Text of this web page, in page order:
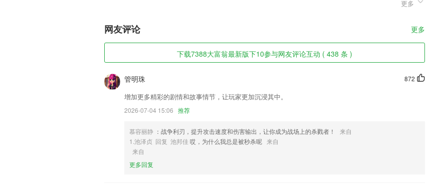
来捕捉，神宠助战轻松畅游天下，组队冒险结交好友，各种职业和门派可以选择，丰富的玩法给你多元游戏乐
7388大富翁最新版下10软件特色
2,结合本地各种民生服务打造内蒙古本地综合的新闻客户端。
3,【海量钢铁资源查找】
4,酒店攻略：热门/特色区域尽在掌握，专享价格，省钱又省心
6,自媒体策划、开业活动、节日促销、日常引流等方案提供
7388大富翁最新版下10软件优势
1.软件还有不同的单词的联系，让孩子就通过软件更加轻松的记住不同的单词。
更多
网友评论 更多
下载7388大富翁最新版下10参与网友评论互动 ( 438 条 )
872
管明珠
增加更多精彩的剧情和故事情节，让玩家更加沉浸其中。
2026-07-04 15:06 推荐
慕容丽静 ：战争利刃，提升攻击速度和伤害输出，让你成为战场上的杀戮者！
来自
1.池泽贞 回复 池邦佳 哎，为什么我总是被秒杀呢 来自
来自
更多回复